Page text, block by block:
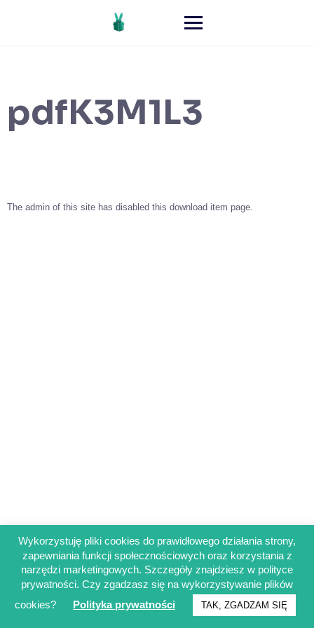
pdfK3M1L3
The admin of this site has disabled this download item page.
Regulamin sklepu
Polityka prywatności
Obowiązek informacyjny RODO
© Francuskinotesik.pl 2025
Wykorzystuję pliki cookies do prawidłowego działania strony,
zapewniania funkcji społecznościowych oraz korzystania z
narzędzi marketingowych. Szczegóły znajdziesz w polityce
prywatności. Czy zgadzasz się na wykorzystywanie plików
cookies?
Polityka prywatności TAK, ZGADZAM SIĘ